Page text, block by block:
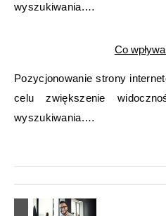
wyszukiwania.…
Co
Pozycjonowanie strony
celu zwiększenie
wyszukiwania.…